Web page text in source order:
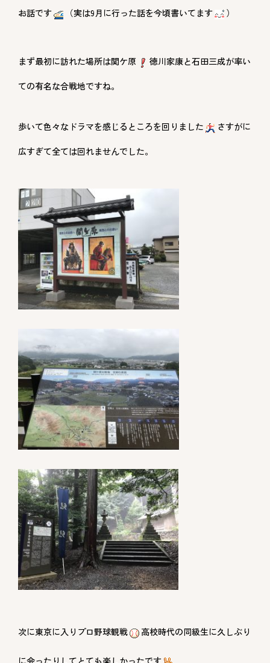
お話です
（実は9月に行った話を今頃書いてます ）
まず最初に訪れた場所は関ケ原 徳川家康と石田三成が率い
ての有名な合戦地ですね。
歩いて色々なドラマを感じるところを回りました さすがに
広すぎて全ては回れませんでした。
次に東京に入りプロ野球観戦 高校時代の同級生に久しぶり